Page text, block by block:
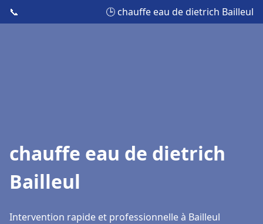
📞 🕒 chauffe eau de dietrich Bailleul
chauffe eau de dietrich
Bailleul
Intervention rapide et professionnelle à Bailleul